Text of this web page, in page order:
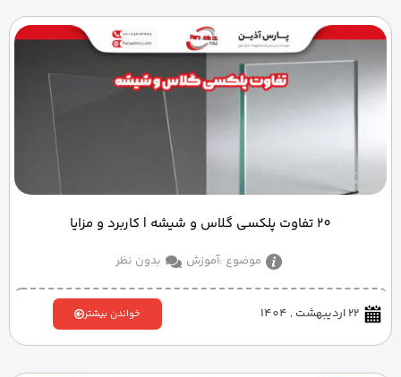
20 تفاوت پلکسی گلاس و شیشه | کاربرد و مزایا
موضوع :آموزش بدون نظر
22 اردیبهشت , 1404 خواندن بیشتر